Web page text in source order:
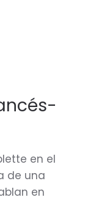
en el
de una
en